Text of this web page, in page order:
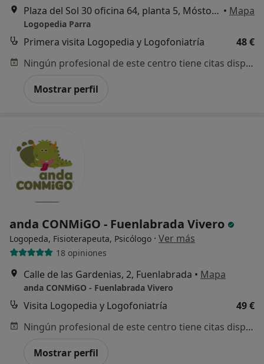
Plaza del Sol 30 oficina 64, planta 5, Móstoles • Mapa
Logopedia Parra
Primera visita Logopedia y Logofoniatría
48 €
Ningún profesional de este centro tiene citas disponibles
Mostrar perfil
anda CONMiGO - Fuenlabrada Vivero
Logopeda, Fisioterapeuta, Psicólogo · Ver más
18 opiniones
Calle de las Gardenias, 2, Fuenlabrada • Mapa
anda CONMiGO - Fuenlabrada Vivero
Visita Logopedia y Logofoniatría
49 €
Ningún profesional de este centro tiene citas disponibles
Mostrar perfil